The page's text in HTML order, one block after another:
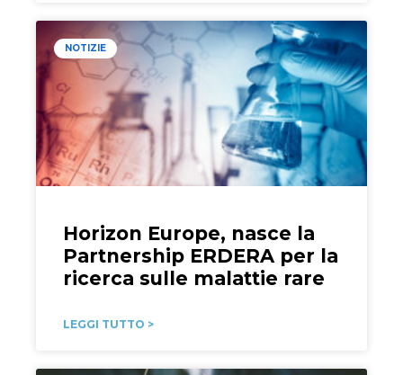
NOTIZIE
Horizon Europe, nasce la
Partnership ERDERA per la
ricerca sulle malattie rare
LEGGI TUTTO >